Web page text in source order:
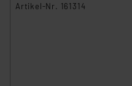
Artikel-Nr. 161314